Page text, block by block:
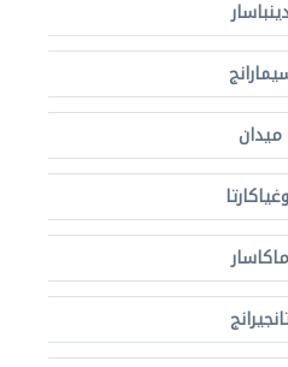
ميدان
ماكاسار